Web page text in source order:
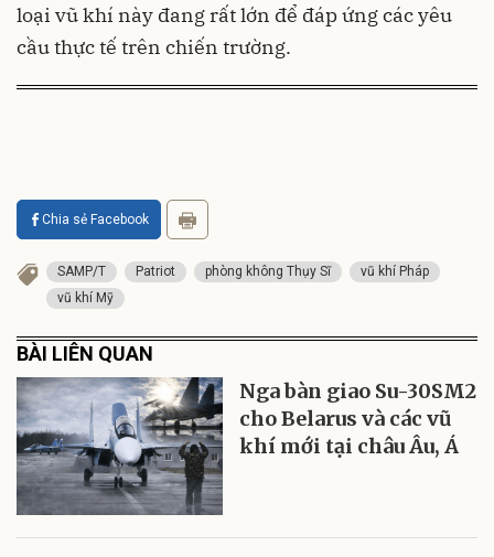
loại vũ khí này đang rất lớn để đáp ứng các yêu
cầu thực tế trên chiến trường.
Chia sẻ Facebook
SAMP/T Patriot phòng không Thụy Sĩ
vũ khí Pháp
vũ khí Mỹ
BÀI LIÊN QUAN
Nga bàn giao Su-30SM2
cho Belarus và các vũ
khí mới tại châu Âu, Á